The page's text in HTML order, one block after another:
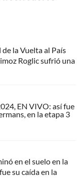
la Vuelta al País
Roglic sufrió una
EN VIVO: así fue
en la etapa 3
en el suelo en la
su caída en la